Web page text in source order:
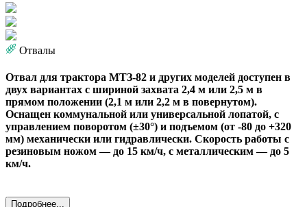
Отвалы
Отвал для трактора МТЗ-82 и других моделей доступен в
двух вариантах с шириной захвата 2,4 м или 2,5 м в
прямом положении (2,1 м или 2,2 м в повернутом).
Оснащен коммунальной или универсальной лопатой, с
управлением поворотом (±30°) и подъемом (от -80 до +320
мм) механически или гидравлически. Скорость работы с
резиновым ножом — до 15 км/ч, с металлическим — до 5
км/ч.
Подробнее...